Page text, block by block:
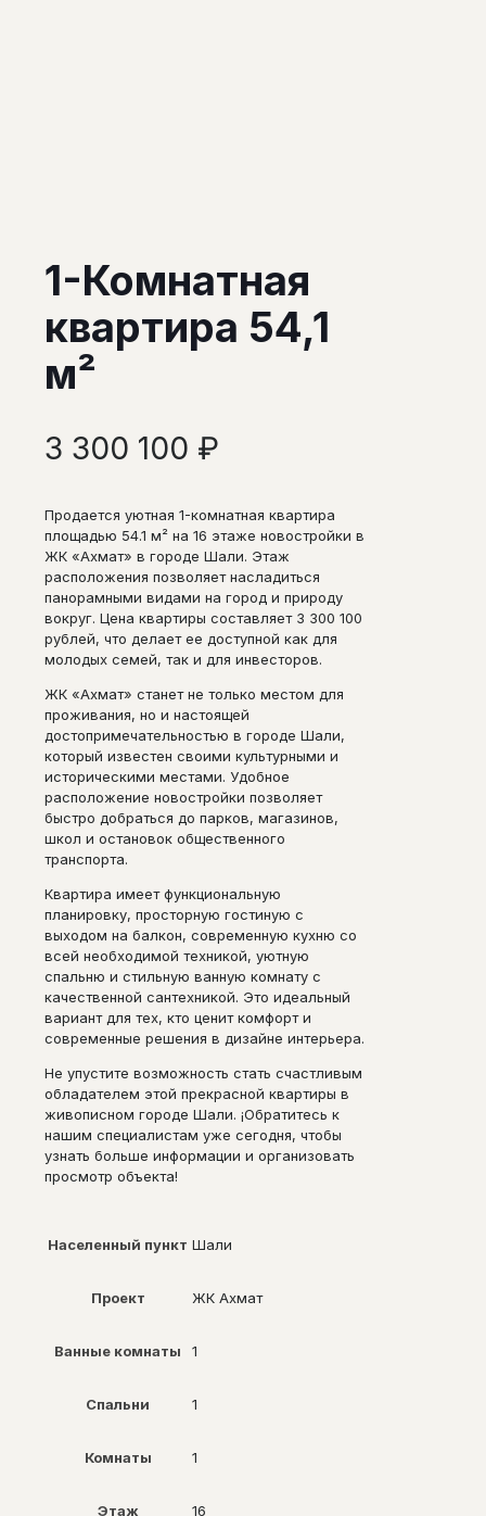
1-Комнатная
квартира 54,1
м²
3 300 100 ₽
Продается уютная 1-комнатная квартира
площадью 54.1 м² на 16 этаже новостройки в
ЖК «Ахмат» в городе Шали. Этаж
расположения позволяет насладиться
панорамными видами на город и природу
вокруг. Цена квартиры составляет 3 300 100
рублей, что делает ее доступной как для
молодых семей, так и для инвесторов.
ЖК «Ахмат» станет не только местом для
проживания, но и настоящей
достопримечательностью в городе Шали,
который известен своими культурными и
историческими местами. Удобное
расположение новостройки позволяет
быстро добраться до парков, магазинов,
школ и остановок общественного
транспорта.
Квартира имеет функциональную
планировку, просторную гостиную с
выходом на балкон, современную кухню со
всей необходимой техникой, уютную
спальню и стильную ванную комнату с
качественной сантехникой. Это идеальный
вариант для тех, кто ценит комфорт и
современные решения в дизайне интерьера.
Не упустите возможность стать счастливым
обладателем этой прекрасной квартиры в
живописном городе Шали. ¡Обратитесь к
нашим специалистам уже сегодня, чтобы
узнать больше информации и организовать
просмотр объекта!
Населенный пункт Шали
Проект ЖК Ахмат
Ванные комнаты 1
Спальни 1
Комнаты 1
Этаж 16